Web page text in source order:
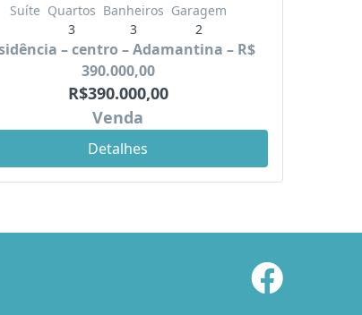
Suíte Quartos
3
Banheiros
3
Garagem
2
– centro – Adamantina – R$
390.000,00
R$390.000,00
Venda
Detalhes